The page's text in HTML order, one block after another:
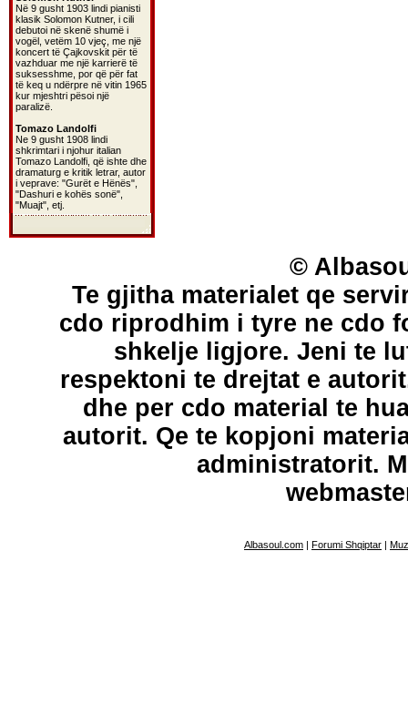
Në 9 gusht 1903 lindi pianisti
klasik Solomon Kutner, i cili
debutoi në skenë shumë i
vogël, vetëm 10 vjeç, me një
koncert të Çajkovskit për të
vazhduar me një karrierë të
suksesshme, por që për fat
të keq u ndërpre në vitin 1965
kur mjeshtri pësoi një
paralizë.
Tomazo Landolfi
Ne 9 gusht 1908 lindi
shkrimtari i njohur italian
Tomazo Landolfi, që ishte dhe
dramaturg e kritik letrar, autor
i veprave: "Gurët e Hënës",
"Dashuri e kohës sonë",
"Muajt", etj.
©
Te gjitha materialet qe
cdo riprodhim i tyre ne cdo
shkelje ligjore. Jeni te
respektoni te drejtat e
dhe per cdo material te
autorit. Qe te kopjoni
administratorit.
Albasoul.com | Forumi Shqiptar |